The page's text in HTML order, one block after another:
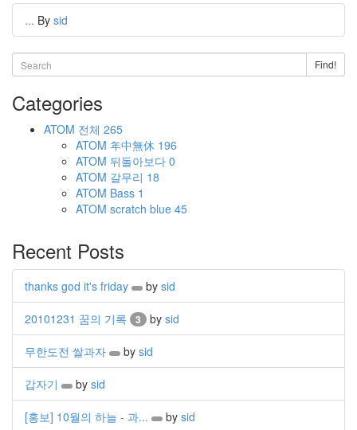
... By sid
Find!
Categories
ATOM 전체 265
ATOM 年中無休 196
ATOM 뒤돌아보다 0
ATOM 갈무리 18
ATOM Bass 1
ATOM scratch blue 45
Recent Posts
thanks god it's friday by sid
20101231 꿈의 기록 3 by sid
무한도전 쌀과자 by sid
갑자기 by sid
[홍보] 10월의 하늘 - 과... by sid